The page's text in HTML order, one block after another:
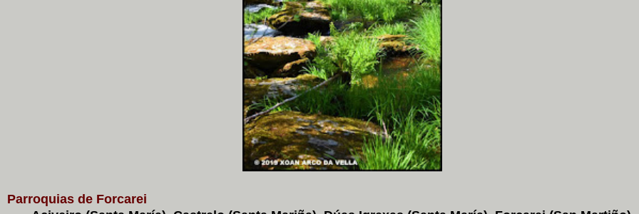
Parroquias de Forcarei